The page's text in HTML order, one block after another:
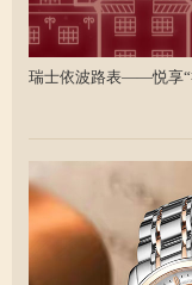
瑞士依波路表——悦享“